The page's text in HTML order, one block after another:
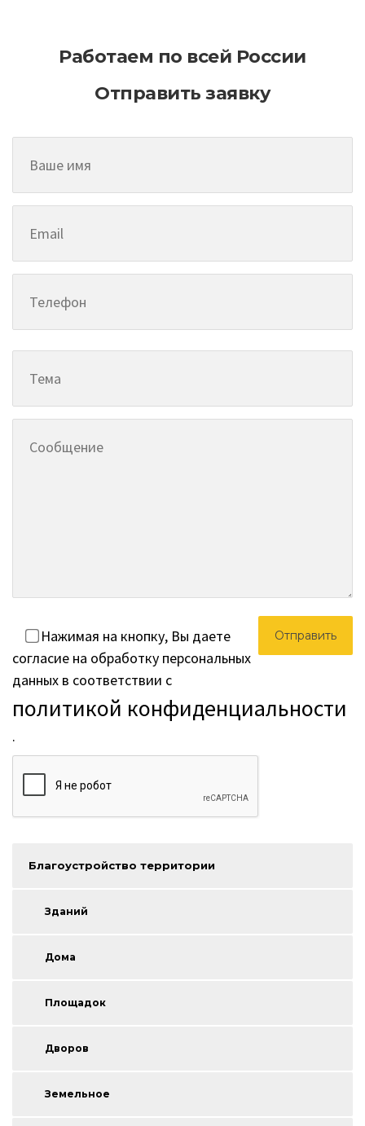
Работаем по всей России
Отправить заявку
Нажимая на кнопку, Вы даете
согласие на обработку персональных
данных в соответствии с
политикой конфиденциальности
.
Благоустройство территории
Зданий
Дома
Площадок
Дворов
Земельное